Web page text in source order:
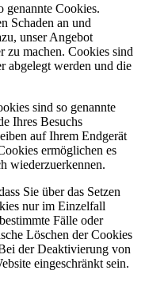
genannte Cookies.
Schaden an und
unser Angebot
zu machen. Cookies sind
abgelegt werden und die
sind so genannte
Ihres Besuchs
auf Ihrem Endgerät
ermöglichen es
wiederzuerkennen.
Sie über das Setzen
nur im Einzelfall
Fälle oder
Löschen der Cookies
der Deaktivierung von
eingeschränkt sein.